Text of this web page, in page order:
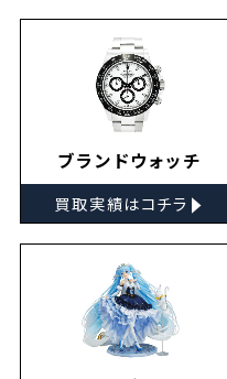
ブランドウォッチ
買取実績はコチラ ▸